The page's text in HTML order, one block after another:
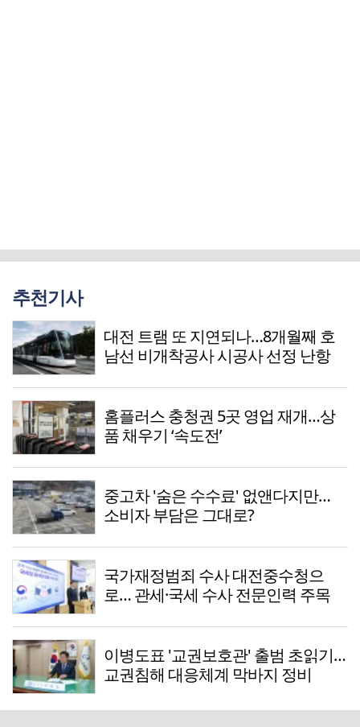
추천기사
대전 트램 또 지연되나…8개월째 호
남선 비개착공사 시공사 선정 난항
홈플러스 충청권 5곳 영업 재개…상
품 채우기 ‘속도전’
중고차 '숨은 수수료' 없앤다지만…
소비자 부담은 그대로?
국가재정범죄 수사 대전중수청으
로… 관세·국세 수사 전문인력 주목
이병도표 '교권보호관' 출범 초읽기…
교권침해 대응체계 막바지 정비